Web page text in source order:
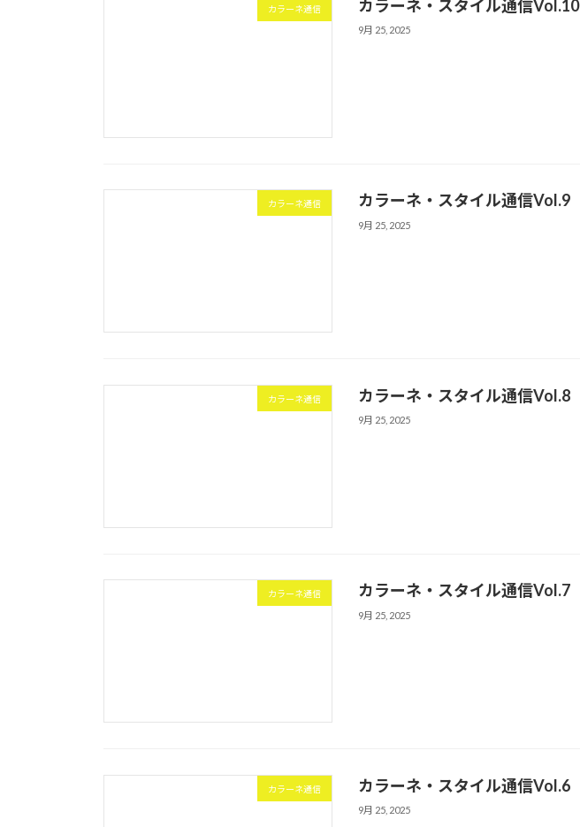
カラーネ通信 カラーネ・スタイル通信Vol.10
9月 25, 2025
カラーネ通信 カラーネ・スタイル通信Vol.9
9月 25, 2025
カラーネ通信 カラーネ・スタイル通信Vol.8
9月 25, 2025
カラーネ通信 カラーネ・スタイル通信Vol.7
9月 25, 2025
カラーネ通信 カラーネ・スタイル通信Vol.6
9月 25, 2025